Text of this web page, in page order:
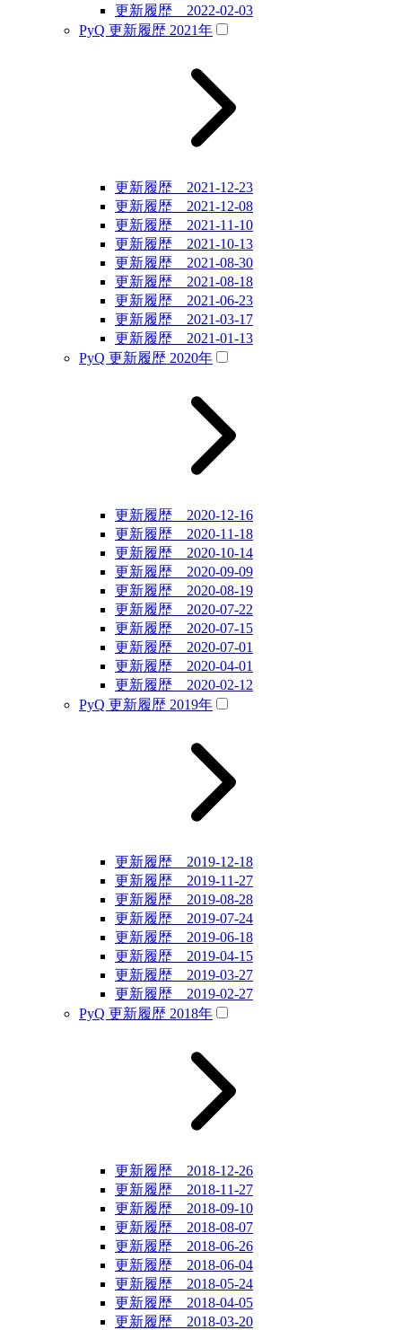
更新履歴 2022-02-03
PyQ 更新履歴 2021年
更新履歴 2021-12-23
更新履歴 2021-12-08
更新履歴 2021-11-10
更新履歴 2021-10-13
更新履歴 2021-08-30
更新履歴 2021-08-18
更新履歴 2021-06-23
更新履歴 2021-03-17
更新履歴 2021-01-13
PyQ 更新履歴 2020年
更新履歴 2020-12-16
更新履歴 2020-11-18
更新履歴 2020-10-14
更新履歴 2020-09-09
更新履歴 2020-08-19
更新履歴 2020-07-22
更新履歴 2020-07-15
更新履歴 2020-07-01
更新履歴 2020-04-01
更新履歴 2020-02-12
PyQ 更新履歴 2019年
更新履歴 2019-12-18
更新履歴 2019-11-27
更新履歴 2019-08-28
更新履歴 2019-07-24
更新履歴 2019-06-18
更新履歴 2019-04-15
更新履歴 2019-03-27
更新履歴 2019-02-27
PyQ 更新履歴 2018年
更新履歴 2018-12-26
更新履歴 2018-11-27
更新履歴 2018-09-10
更新履歴 2018-08-07
更新履歴 2018-06-26
更新履歴 2018-06-04
更新履歴 2018-05-24
更新履歴 2018-04-05
更新履歴 2018-03-20